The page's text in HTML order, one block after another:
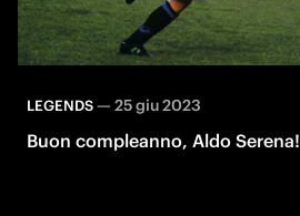
LEGENDS— 25 giu 2023
Buon compleanno, Aldo Serena!